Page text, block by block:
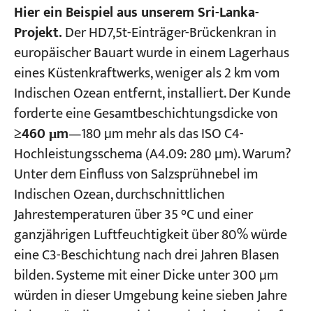
Hier ein Beispiel aus unserem Sri-Lanka-
Projekt.Der HD7,5t-Einträger-Brückenkran in
europäischer Bauart wurde in einem Lagerhaus
eines Küstenkraftwerks, weniger als 2 km vom
Indischen Ozean entfernt, installiert. Der Kunde
forderte eine Gesamtbeschichtungsdicke von
≥460 μm—180 µm mehr als das ISO C4-
Hochleistungsschema (A4.09: 280 µm). Warum?
Unter dem Einfluss von Salzsprühnebel im
Indischen Ozean, durchschnittlichen
Jahrestemperaturen über 35 °C und einer
ganzjährigen Luftfeuchtigkeit über 80% würde
eine C3-Beschichtung nach drei Jahren Blasen
bilden. Systeme mit einer Dicke unter 300 µm
würden in dieser Umgebung keine sieben Jahre